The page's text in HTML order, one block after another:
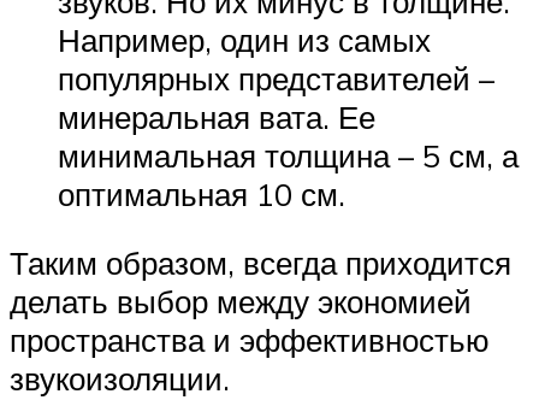
Например, один из самых
популярных представителей –
минеральная вата. Ее
минимальная толщина – 5 см, а
оптимальная 10 см.
Таким образом, всегда приходится
делать выбор между экономией
пространства и эффективностью
звукоизоляции.